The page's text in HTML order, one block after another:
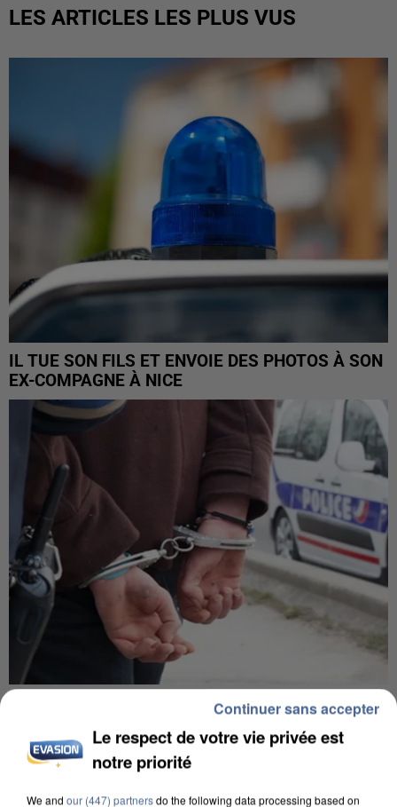
LES ARTICLES LES PLUS VUS
IL TUE SON FILS ET ENVOIE DES PHOTOS À SON
EX-COMPAGNE À NICE
L’UN DES FONDATEURS SUPPOSÉS DE LA DZ
Le respect de votre vie privée est
notre priorité
We and our (447) partnersdo the following data processing based on
Continuer sans accepter